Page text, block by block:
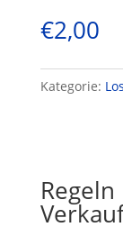
€2,00
Kategorie: